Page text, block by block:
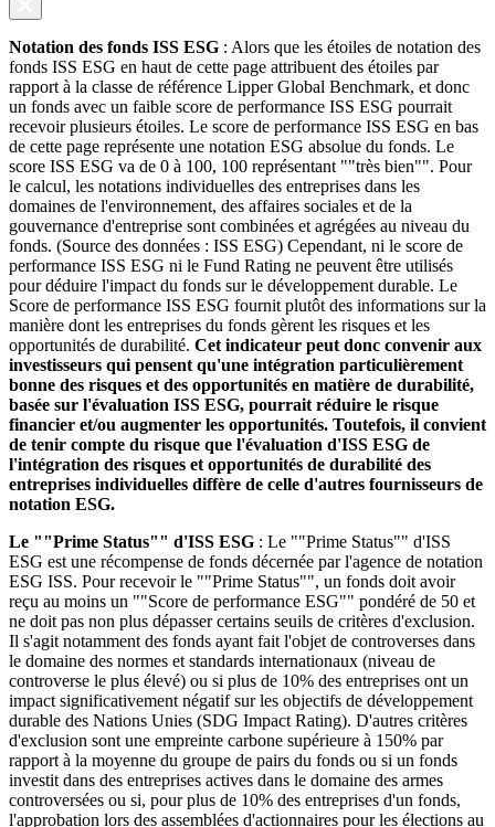
Notation des fonds ISS ESG : Alors que les étoiles de notation des
fonds ISS ESG en haut de cette page attribuent des étoiles par
rapport à la classe de référence Lipper Global Benchmark, et donc
un fonds avec un faible score de performance ISS ESG pourrait
recevoir plusieurs étoiles. Le score de performance ISS ESG en bas
de cette page représente une notation ESG absolue du fonds. Le
score ISS ESG va de 0 à 100, 100 représentant ""très bien"". Pour
le calcul, les notations individuelles des entreprises dans les
domaines de l'environnement, des affaires sociales et de la
gouvernance d'entreprise sont combinées et agrégées au niveau du
fonds. (Source des données : ISS ESG) Cependant, ni le score de
performance ISS ESG ni le Fund Rating ne peuvent être utilisés
pour déduire l'impact du fonds sur le développement durable. Le
Score de performance ISS ESG fournit plutôt des informations sur la
manière dont les entreprises du fonds gèrent les risques et les
opportunités de durabilité. Cet indicateur peut donc convenir aux
investisseurs qui pensent qu'une intégration particulièrement
bonne des risques et des opportunités en matière de durabilité,
basée sur l'évaluation ISS ESG, pourrait réduire le risque
financier et/ou augmenter les opportunités. Toutefois, il convient
de tenir compte du risque que l'évaluation d'ISS ESG de
l'intégration des risques et opportunités de durabilité des
entreprises individuelles diffère de celle d'autres fournisseurs de
notation ESG.
Le ""Prime Status"" d'ISS ESG : Le ""Prime Status"" d'ISS
ESG est une récompense de fonds décernée par l'agence de notation
ESG ISS. Pour recevoir le ""Prime Status"", un fonds doit avoir
reçu au moins un ""Score de performance ESG"" pondéré de 50 et
ne doit pas non plus dépasser certains seuils de critères d'exclusion.
Il s'agit notamment des fonds ayant fait l'objet de controverses dans
le domaine des normes et standards internationaux (niveau de
controverse le plus élevé) ou si plus de 10% des entreprises ont un
impact significativement négatif sur les objectifs de développement
durable des Nations Unies (SDG Impact Rating). D'autres critères
d'exclusion sont une empreinte carbone supérieure à 150% par
rapport à la moyenne du groupe de pairs du fonds ou si un fonds
investit dans des entreprises actives dans le domaine des armes
controversées ou si, pour plus de 10% des entreprises d'un fonds,
l'approbation lors des assemblées d'actionnaires pour les élections au